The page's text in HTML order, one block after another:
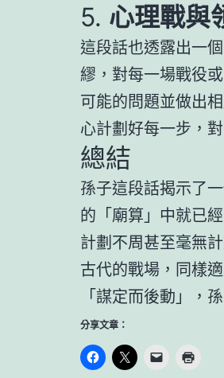
5. 心理戰與
這段話也透露出一
繆，對每一場戰役
可能的問題並做出
心計劃好每一步，
總結
孫子這段話揭示了
的「廟算」中就已
計劃不周甚至毫無
古代的戰場，同樣
「謀定而後動」，
分享文章：